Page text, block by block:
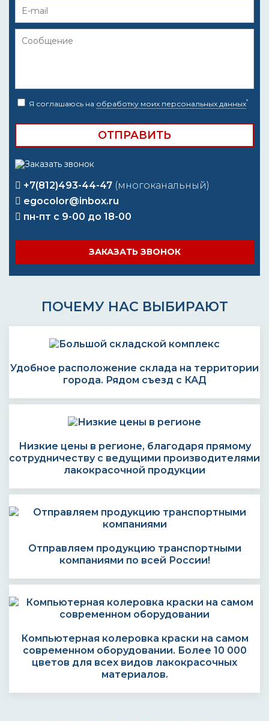
Я соглашаюсь на обработку моих персональных данных*
+7(812)493-44-47 (многоканальный)
egocolor@inbox.ru
пн-пт с 9-00 до 18-00
ЗАКАЗАТЬ ЗВОНОК
ПОЧЕМУ НАС ВЫБИРАЮТ
Удобное расположение склада на территории
города. Рядом съезд с КАД
Низкие цены в регионе, благодаря прямому
сотрудничеству с ведущими производителями
лакокрасочной продукции
Отправляем продукцию транспортными
компаниями по всей России!
Компьютерная колеровка краски на самом
современном оборудовании. Более 10 000
цветов для всех видов лакокрасочных
материалов.